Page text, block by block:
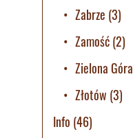
Zabrze (3)
Zamość(2)
Zielona Góra
Złotów (3)
Info (46)